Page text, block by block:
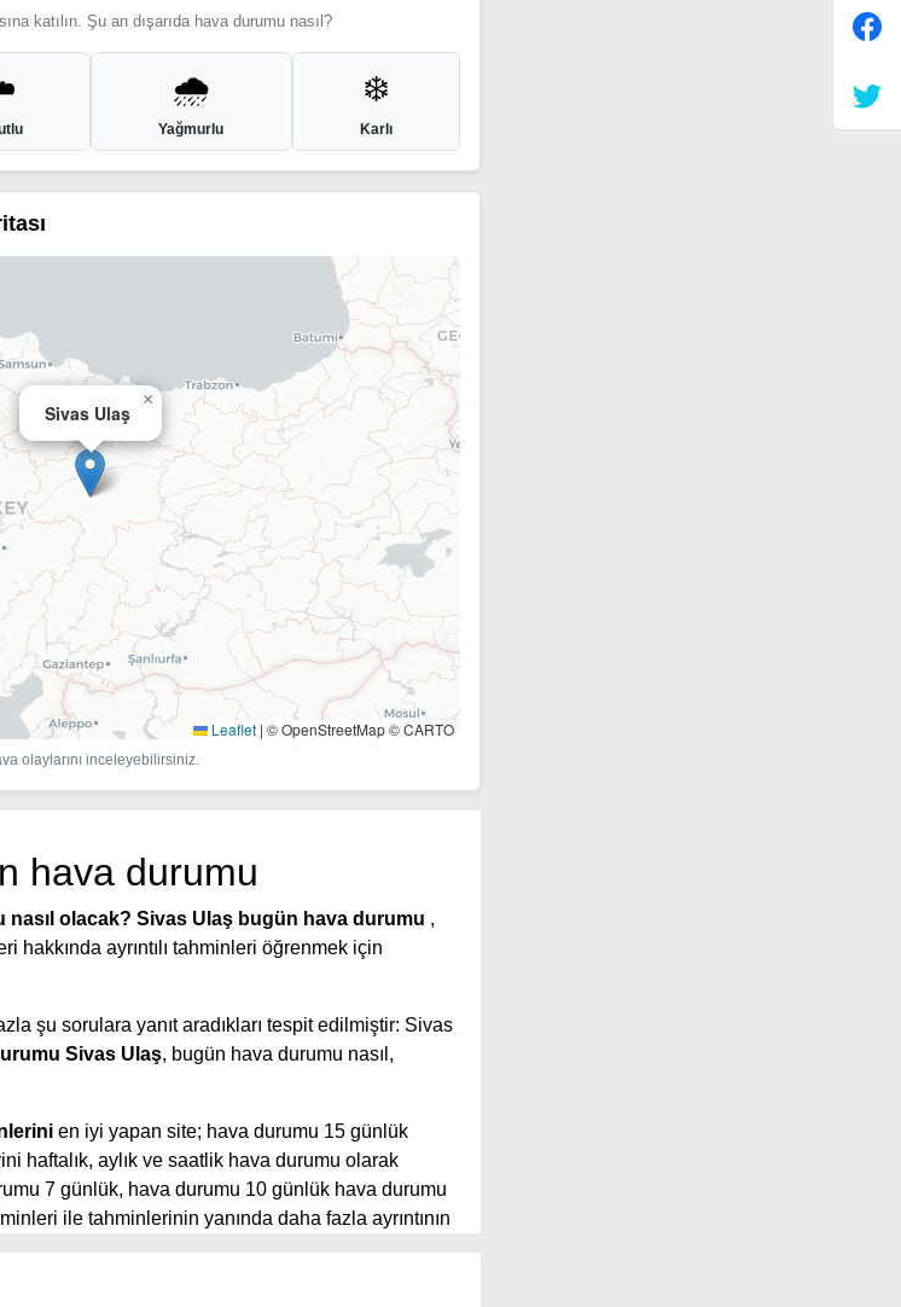
katılın. Şu an dışarıda hava durumu nasıl?
🌧️
Yağmurlu
❄️
Karlı
Sivas Ulaş
×
Leaflet | © OpenStreetMap © CARTO
olaylarını inceleyebilirsiniz.
hava durumu
olacak? Sivas Ulaş bugün hava durumu ,
hakkında ayrıntılı tahminleri öğrenmek için
şu sorulara yanıt aradıkları tespit edilmiştir: Sivas
Sivas Ulaş, bugün hava durumu nasıl,
en iyi yapan site; hava durumu 15 günlük
haftalık, aylık ve saatlik hava durumu olarak
7 günlük, hava durumu 10 günlük hava durumu
ile tahminlerinin yanında daha fazla ayrıntının
ile ziyaretçilerine kaliteli hizmet sunuyor.